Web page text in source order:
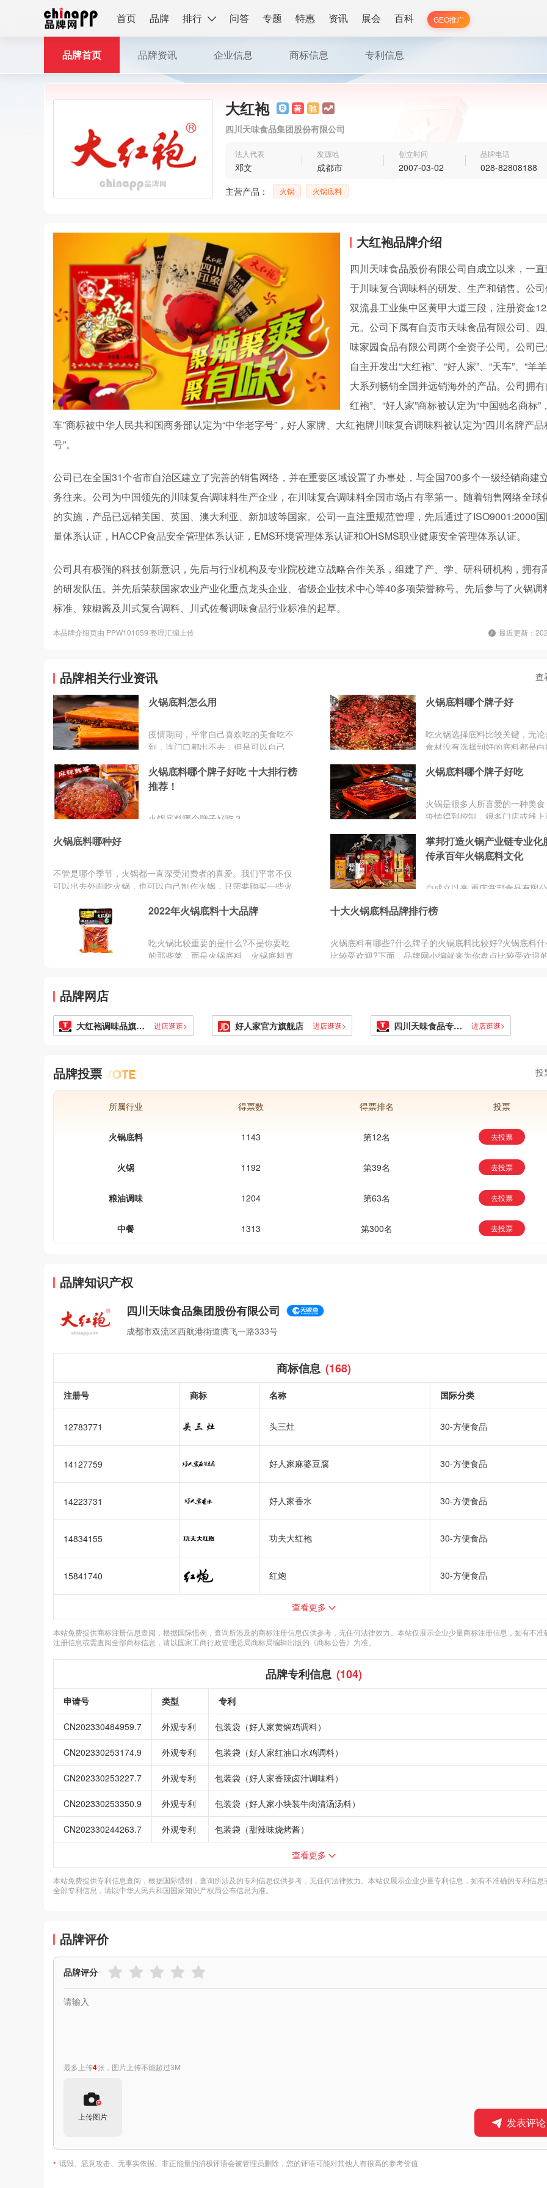
首页 品牌 排行 问答 专题 特惠 资讯 展会 百科 GEO推广
大红袍
四川天味食品集团股份有限公司
法人代表
邓文
发源地
成都市
创立时间
2007-03-02
品牌电话
028-82808188
主营产品：
火锅 火锅底料
品牌首页 品牌资讯 企业信息 商标信息 专利信息
大红袍品牌介绍
四川天味食品股份有限公司自成立以来，一
于川味复合调味料的研发、生产和销售。公
双流县工业集中区黄甲大道三段，注册资金
元。公司下属有自贡市天味食品有限公司、
味家园食品有限公司两个全资子公司。公司
自主开发出“大红袍”、“好人家”、“天车”、“羊
大系列畅销全国并远销海外的产品。公司拥有
红袍”、“好人家”商标被认定为“中国驰名商标”
车”商标被中华人民共和国商务部认定为“中华老字号”，好人家牌、大红袍牌川味复合调味料被认定为“四川名牌产品
号”。
公司已在全国31个省市自治区建立了完善的销售网络，并在重要区域设置了办事处，与全国700多个一级经销商建
务往来。公司为中国领先的川味复合调味料生产企业，在川味复合调味料全国市场占有率第一。随着销售网络全球
的实施，产品已远销美国、英国、澳大利亚、新加坡等国家。公司一直注重规范管理，先后通过了ISO9001:2000
量体系认证，HACCP食品安全管理体系认证，EMS环境管理体系认证和OHSMS职业健康安全管理体系认证。
公司具有极强的科技创新意识，先后与行业机构及专业院校建立战略合作关系，组建了产、学、研科研机构，拥有
的研发队伍。并先后荣获国家农业产业化重点龙头企业、省级企业技术中心等40多项荣誉称号。先后参与了火锅调
标准、辣椒酱及川式复合调料、川式佐餐调味食品行业标准的起草。
本品牌介绍页由 PPW101059 整理汇编上传 最近更新：
品牌相关行业资讯 查
火锅底料怎么用
​疫情期间，平常自己喜欢吃的美食吃不
到，连门口都出不去，但是可以自己
食之一，在我们自己做火锅的时候，火
锅底料的搭配也是非常重要的。那么，
火锅底料哪个牌子好
吃火锅选择底料比较关键，无
食材没有选择到好的底料都是
什么牌子的火锅底料好?下面，
火锅底料哪个牌子好吃 十大排行榜
推荐！
火锅底料哪个牌子好吃？
火锅底料哪个牌子好吃
火锅是很多人所喜爱的一种美
疫情得到控制，很多门店或线
售卖，火锅也不例外。喜欢吃
友们也是非常关注的，没有什
都火锅中美妙结合。那么，火
个牌子好吃？和小编一起来了
火锅底料哪种好
不管是哪个季节，火锅都一直深受消费者的喜爱。我们平常不仅
可以出去外面吃火锅，也可以自己制作火锅，只需要购买一些火
掌邦打造火锅产业链专业化
传承百年火锅底料文化
自成立以来,重庆掌邦食品有限
邦食品有限公司的主营业务涵
板块。掌邦精选优质食材,采用
准检测体系,确保产品的品质与
2022年火锅底料十大品牌
吃火锅比较重要的是什么?不是你要吃
的那些菜，而是火锅底料。火锅底料直
十大火锅底料品牌排行榜
火锅底料有哪些?什么牌子的火锅底料比较好?火锅底料
比较受欢迎?下面，品牌网小编就来为你盘点比较受欢迎
品牌网店
大红袍调味品旗舰店 进店逛逛> 好人家官方旗舰店 进店逛逛> 四川天味食品专营店 进店逛逛>
品牌投票 投
所属行业 得票数 得票排名 投票
火锅底料 1143 第12名 去投票
火锅 1192 第39名 去投票
粮油调味 1204 第63名 去投票
中餐 1313 第300名 去投票
品牌知识产权
四川天味食品集团股份有限公司
成都市双流区西航港街道腾飞一路333号
商标信息 (168)
注册号 商标 名称 国际分类
12783771 头三灶 30-方便食品
14127759 好人家麻婆豆腐 30-方便食品
14223731 好人家香水 30-方便食品
14834155 功夫大红袍 30-方便食品
15841740 红炮 30-方便食品
查看更多
本站免费提供商标注册信息查阅，根据国际惯例，查询所涉及的商标注册信息仅供参考，无任何法律效力。本站仅展示企业少量商标注册信息，如有不准
注册信息或需查阅全部商标信息，请以国家工商行政管理总局商标局编辑出版的《商标公告》为准。
品牌专利信息 (104)
申请号 类型 专利
CN202330484959.7 外观专利 包装袋（好人家黄焖鸡调料）
CN202330253174.9 外观专利 包装袋（好人家红油口水鸡调料）
CN202330253227.7 外观专利 包装袋（好人家香辣卤汁调味料）
CN202330253350.9 外观专利 包装袋（好人家小块装牛肉清汤汤料）
CN202330244263.7 外观专利 包装袋（甜辣味烧烤酱）
查看更多
本站免费提供专利信息查阅，根据国际惯例，查询所涉及的专利信息仅供参考，无任何法律效力。本站仅展示企业少量专利信息，如有不准确的专利信息
全部专利信息，请以中华人民共和国国家知识产权局公布信息为准。
品牌评价
品牌评分
最多上传4张，图片上传不能超过3M
上传图片 发表评论
* 诋毁、恶意攻击、无事实依据、非正能量的消极评语会被管理员删除，您的评语可能对其他人有很高的参考价值